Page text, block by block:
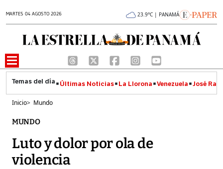
MARTES 04 AGOSTO 2026 23.9°C | PANAMÁ
Últimas Noticias La Llorona Venezuela José
Inicio> Mundo
MUNDO
Luto y dolor por ola de
violencia